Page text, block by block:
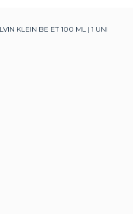
KLEIN BE ET 100 ML | 1 UNI